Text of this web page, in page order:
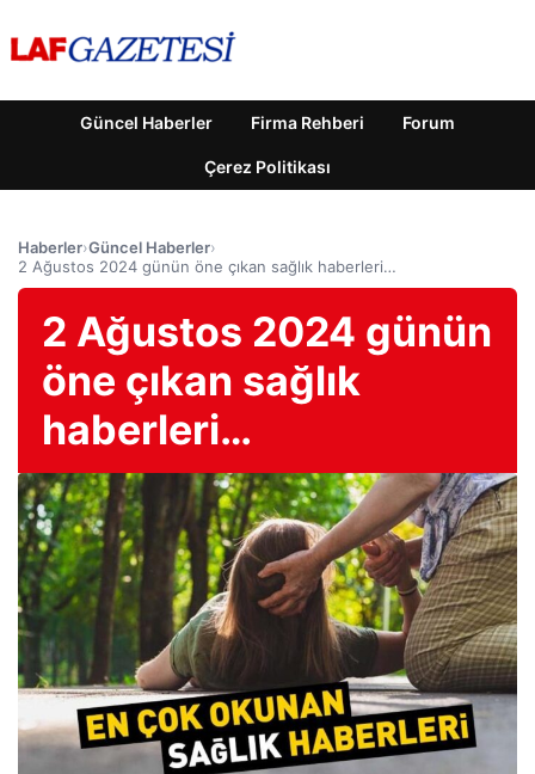
Güncel Haberler Firma Rehberi Forum
Çerez Politikası
Haberler›Güncel Haberler›
2 Ağustos 2024 günün öne çıkan sağlık haberleri…
2 Ağustos 2024 günün
öne çıkan sağlık
haberleri…